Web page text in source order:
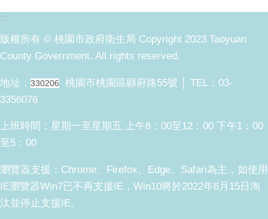
:::
版權所有 © 桃園市政府衛生局 Copyright 2023 Taoyuan
County Government. All rights reserved.
地址： 330206
桃園市桃園區縣府路55號 │ TEL：03-
3356076
上班時間：星期一至星期五 上午8：00至12：00 下午1：00
至5：00
瀏覽器支援：Chrome、Firefox、Edge、Safari為主，如使用
IE瀏覽器Win7已不再支援IE，Win10將於2022年6月15日淘
汰並停止支援IE。